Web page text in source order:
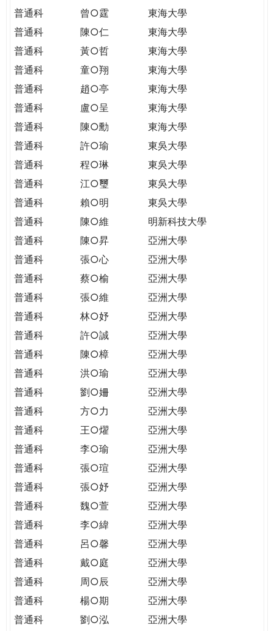
普通科
曾○霆
東海大學
普通科
陳○仁
東海大學
普通科
黃○哲
東海大學
普通科
童○翔
東海大學
普通科
趙○亭
東海大學
普通科
盧○呈
東海大學
普通科
陳○勳
東海大學
普通科
許○瑜
東吳大學
普通科
程○琳
東吳大學
普通科
江○璽
東吳大學
普通科
賴○明
東吳大學
普通科
陳○維
明新科技大學
普通科
陳○昇
亞洲大學
普通科
張○心
亞洲大學
普通科
蔡○榆
亞洲大學
普通科
張○維
亞洲大學
普通科
林○妤
亞洲大學
普通科
許○誠
亞洲大學
普通科
陳○樟
亞洲大學
普通科
洪○瑜
亞洲大學
普通科
劉○姍
亞洲大學
普通科
方○力
亞洲大學
普通科
王○燿
亞洲大學
普通科
李○瑜
亞洲大學
普通科
張○瑄
亞洲大學
普通科
張○妤
亞洲大學
普通科
魏○萱
亞洲大學
普通科
李○緯
亞洲大學
普通科
呂○馨
亞洲大學
普通科
戴○庭
亞洲大學
普通科
周○辰
亞洲大學
普通科
楊○期
亞洲大學
普通科
劉○泓
亞洲大學